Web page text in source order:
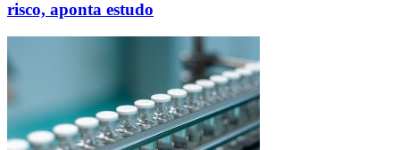
risco, aponta estudo